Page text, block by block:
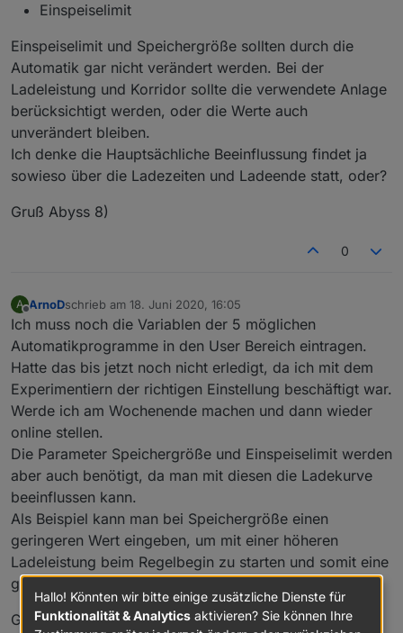
            setState(ppBaseObjPath +
'.' +
    }
else if (type === 'textList') {
        //logInfo(ppBaseObjPath +
'.' + id,type
        setState(ppBaseObjPath +
'.'
    }
else { //if (
        //logInfo(ppBaseObjPath +
        setState(ppBaseObjPath +
'.' + id,
    }
    getPart(data,nextend);
    //logInfo(
id);
for(let j=0;j<8;j++) {
        addLine(data,timeObjs[j].search,
'|\n'
    }
}
/
* Implementierung
function initializeWetterReadout():void {
    //logInfo(
    createState(ppBaseObjPath +
        name:
'Temperatur',
type: "number" ,
        role:
'value',
        unit:
'°C',
read: true ,
Einspeiselimit
Einspeiselimit und Speichergröße sollten durch die
Automatik gar nicht verändert werden. Bei der
Ladeleistung und Korridor sollte die verwendete Anlage
berücksichtigt werden, oder die Werte auch
unverändert bleiben.
Ich denke die Hauptsächliche Beeinflussung findet ja
sowieso über die Ladezeiten und Ladeende statt, oder?
Gruß Abyss 8)
0
A ArnoDschrieb am 18. Juni 2020, 16:05
zuletzt editiert von
Ich muss noch die Variablen der 5 möglichen
Automatikprogramme in den User Bereich eintragen.
Hatte das bis jetzt noch nicht erledigt, da ich mit dem
Experimentiern der richtigen Einstellung beschäftigt war.
Werde ich am Wochenende machen und dann wieder
online stellen.
Die Parameter Speichergröße und Einspeiselimit werden
aber auch benötigt, da man mit diesen die Ladekurve
beeinflussen kann.
Als Beispiel kann man bei Speichergröße einen
geringeren Wert eingeben, um mit einer höheren
Ladeleistung beim Regelbegin zu starten und somit eine
gleichmäßige Ladekurve zu erreichen.
Gruß Arno
Hallo! Könnten wir bitte einige zusätzliche Dienste für
Funktionalität & Analytics aktivieren? Sie können Ihre